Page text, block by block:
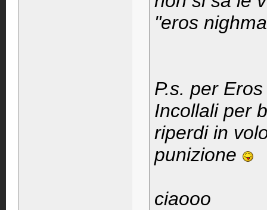
"eros
P.s. per Eros
Incollali per
riperdi in
punizione
ciaooo